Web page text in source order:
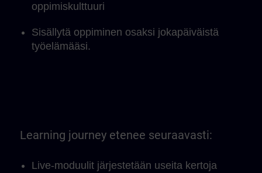
oppimiskulttuuri
Sisällytä oppiminen osaksi jokapäiväistä
työelämääsi.
Learning journey etenee seuraavasti:
Live-moduulit järjestetään useita kertoja